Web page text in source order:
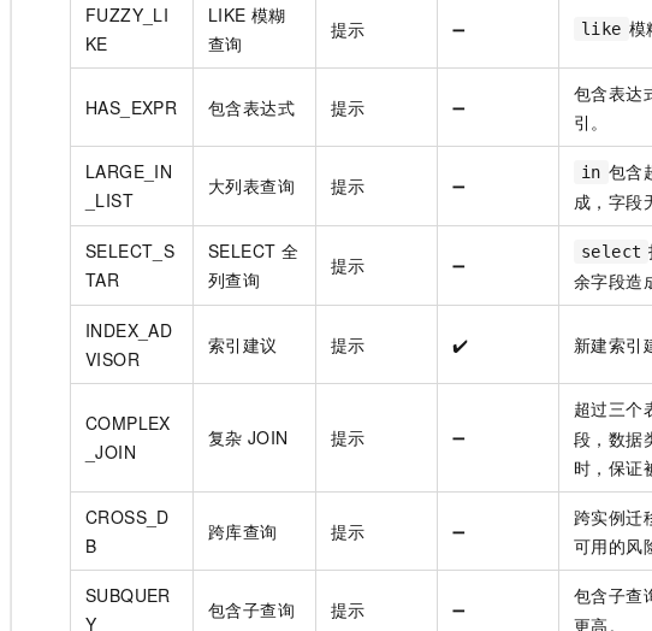
FUZZY_LI
KE
LIKE 模糊
查询
提示 ➖ like 模
HAS_EXPR 包含表达式 提示 ➖
包含表达
引。
LARGE_IN
_LIST
大列表查询 提示 ➖
in 包含
成，字段
SELECT_S
TAR
SELECT 全
列查询
提示 ➖
select
余字段造
INDEX_AD
VISOR
索引建议 提示 ✔️ 新建索引
COMPLEX
_JOIN
复杂 JOIN 提示 ➖
超过三个
段，数据
时，保证
CROSS_D
B
跨库查询 提示 ➖
跨实例迁
可用的风
SUBQUER
Y
包含子查询 提示 ➖
包含子查
更高。